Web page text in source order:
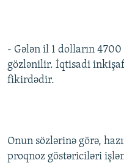
- Gələn il 1 dolların
gözlənilir. İqtisadi
fikirdədir.
Onun sözlərinə görə,
proqnoz göstəriciləri